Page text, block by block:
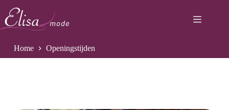
naar
de
inhoud
Home
Openingstijden